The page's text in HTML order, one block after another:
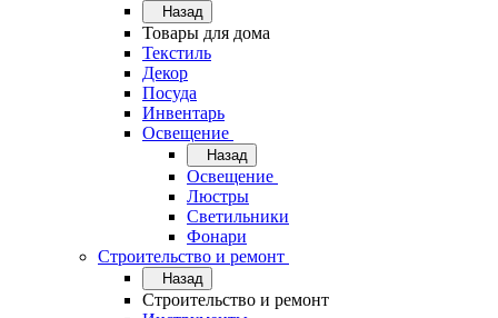
Назад
Товары для дома
Текстиль
Декор
Посуда
Инвентарь
Освещение
Назад
Освещение
Люстры
Светильники
Фонари
Строительство и ремонт
Назад
Строительство и ремонт